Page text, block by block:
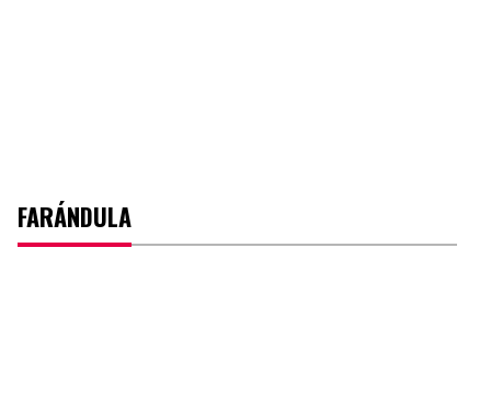
FARÁNDULA